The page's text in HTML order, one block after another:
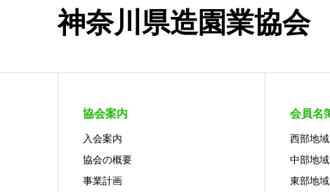
神奈川県造園業協会
協会案内
入会案内
協会の概要
事業計画
会員名
西部地域
中部地域
東部地域